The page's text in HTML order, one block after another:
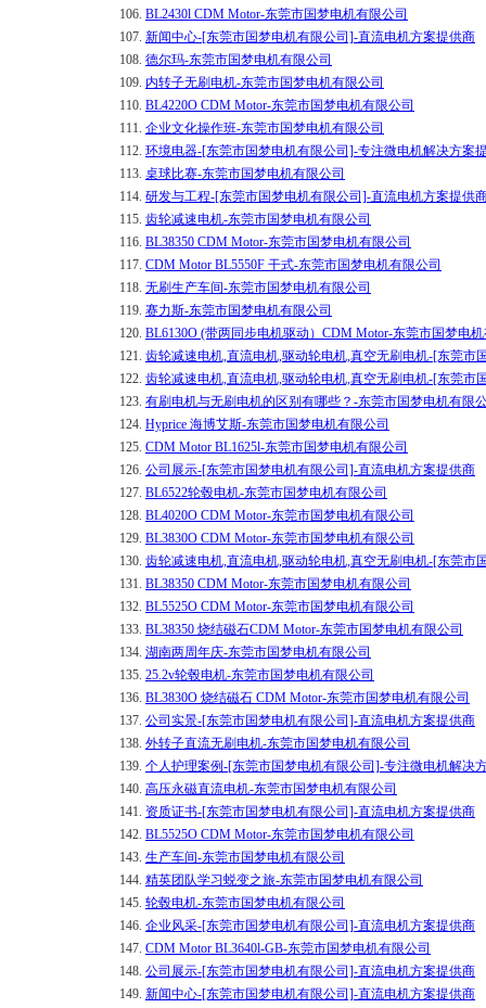
106. BL2430l CDM Motor-东莞市国梦电机有限公司
107. 新闻中心-[东莞市国梦电机有限公司]-直流电机方案提供商
108. 德尔玛-东莞市国梦电机有限公司
109. 内转子无刷电机-东莞市国梦电机有限公司
110. BL4220O CDM Motor-东莞市国梦电机有限公司
111. 企业文化操作班-东莞市国梦电机有限公司
112. 环境电器-[东莞市国梦电机有限公司]-专注微电机解决方案
113. 桌球比赛-东莞市国梦电机有限公司
114. 研发与工程-[东莞市国梦电机有限公司]-直流电机方案提供
115. 齿轮减速电机-东莞市国梦电机有限公司
116. BL38350 CDM Motor-东莞市国梦电机有限公司
117. CDM Motor BL5550F 干式-东莞市国梦电机有限公司
118. 无刷生产车间-东莞市国梦电机有限公司
119. 赛力斯-东莞市国梦电机有限公司
120. BL6130O (带两同步电机驱动）CDM Motor-东莞市国梦电
121. 齿轮减速电机,直流电机,驱动轮电机,真空无刷电机-[东莞市
122. 齿轮减速电机,直流电机,驱动轮电机,真空无刷电机-[东莞市
123. 有刷电机与无刷电机的区别有哪些？-东莞市国梦电机有限
124. Hyprice 海博艾斯-东莞市国梦电机有限公司
125. CDM Motor BL1625l-东莞市国梦电机有限公司
126. 公司展示-[东莞市国梦电机有限公司]-直流电机方案提供商
127. BL6522轮毂电机-东莞市国梦电机有限公司
128. BL4020O CDM Motor-东莞市国梦电机有限公司
129. BL3830O CDM Motor-东莞市国梦电机有限公司
130. 齿轮减速电机,直流电机,驱动轮电机,真空无刷电机-[东莞市
131. BL38350 CDM Motor-东莞市国梦电机有限公司
132. BL5525O CDM Motor-东莞市国梦电机有限公司
133. BL38350 烧结磁石CDM Motor-东莞市国梦电机有限公司
134. 湖南两周年庆-东莞市国梦电机有限公司
135. 25.2v轮毂电机-东莞市国梦电机有限公司
136. BL3830O 烧结磁石 CDM Motor-东莞市国梦电机有限公司
137. 公司实景-[东莞市国梦电机有限公司]-直流电机方案提供商
138. 外转子直流无刷电机-东莞市国梦电机有限公司
139. 个人护理案例-[东莞市国梦电机有限公司]-专注微电机解决
140. 高压永磁直流电机-东莞市国梦电机有限公司
141. 资质证书-[东莞市国梦电机有限公司]-直流电机方案提供商
142. BL5525O CDM Motor-东莞市国梦电机有限公司
143. 生产车间-东莞市国梦电机有限公司
144. 精英团队学习蜕变之旅-东莞市国梦电机有限公司
145. 轮毂电机-东莞市国梦电机有限公司
146. 企业风采-[东莞市国梦电机有限公司]-直流电机方案提供商
147. CDM Motor BL3640l-GB-东莞市国梦电机有限公司
148. 公司展示-[东莞市国梦电机有限公司]-直流电机方案提供商
149. 新闻中心-[东莞市国梦电机有限公司]-直流电机方案提供商